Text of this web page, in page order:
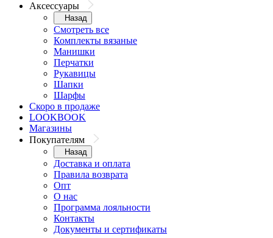
Аксессуары
Назад
Смотреть все
Комплекты вязаные
Манишки
Перчатки
Рукавицы
Шапки
Шарфы
Скоро в продаже
LOOKBOOK
Магазины
Покупателям
Назад
Доставка и оплата
Правила возврата
Опт
О нас
Программа лояльности
Контакты
Документы и сертификаты